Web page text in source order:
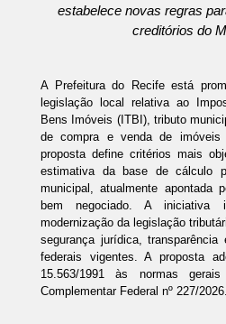
estabelece novas regras
creditórios do
A Prefeitura do Recife está
legislação local relativa ao
Bens Imóveis (ITBI), tributo
de compra e venda de imóveis
proposta define critérios mais
estimativa da base de cálculo
municipal, atualmente apontada
bem negociado. A iniciativa
modernização da legislação
segurança jurídica,
federais vigentes. A proposta
15.563/1991 às normas
Complementar Federal nº 227/2026.